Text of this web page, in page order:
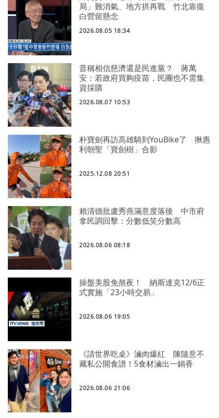
局」難消氣、地方拱再戰 竹北靠攏
白營留懸念
2026.08.05 18:34
昔稱相信慈濟還是民進黨？ 蔣萬
安：若政府買夠疫苗，民團也不需集
資採購
2026.08.07 10:53
朴寶劍再訪高雄騎到YouBike了 揪惠
利朝聖「寶劍樹」合影
2025.12.08 20:51
賴清德批盧秀燕滿意度落後 中市府
拿民調回擊：分數低笑分數高
2026.08.06 08:18
操盤美股免熬夜！ 納斯達克12/6正
式實施「23小時交易」
2026.08.06 19:05
《請世界吃桌》滷肉爆紅 陳隨意不
藏私公開食譜！5食材滷出一鍋香
2026.08.06 21:06